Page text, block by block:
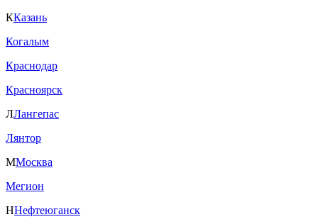
ККазань
Когалым
Краснодар
Красноярск
ЛЛангепас
Лянтор
ММосква
Мегион
ННефтеюганск